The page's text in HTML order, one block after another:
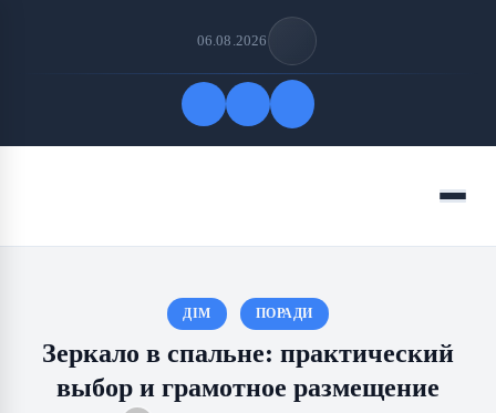
06.08.2026
Меню
ДІМ ПОРАДИ
Зеркало в спальне: практический
выбор и грамотное размещение